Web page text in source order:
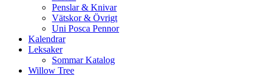
Penslar & Knivar
Vätskor & Övrigt
Uni Posca Pennor
Kalendrar
Leksaker
Sommar Katalog
Willow Tree